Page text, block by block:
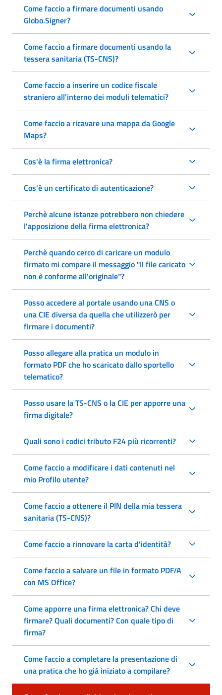
Come faccio a firmare documenti usando
Globo.Signer?
Come faccio a firmare documenti usando la
tessera sanitaria (TS-CNS)?
Come faccio a inserire un codice fiscale
straniero all'interno dei moduli telematici?
Come faccio a ricavare una mappa da Google
Maps?
Cos'è la firma elettronica?
Cos'è un certificato di autenticazione?
Perchè alcune istanze potrebbero non chiedere
l'apposizione della firma elettronica?
Perchè quando cerco di caricare un modulo
firmato mi compare il messaggio "Il file caricato
non è conforme all'originale"?
Posso accedere al portale usando una CNS o
una CIE diversa da quella che utilizzerò per
firmare i documenti?
Posso allegare alla pratica un modulo in
formato PDF che ho scaricato dallo sportello
telematico?
Posso usare la TS-CNS o la CIE per apporre una
firma digitale?
Quali sono i codici tributo F24 più ricorrenti?
Come faccio a modificare i dati contenuti nel
mio Profilo utente?
Come faccio a ottenere il PIN della mia tessera
sanitaria (TS-CNS)?
Come faccio a rinnovare la carta d'identità?
Come faccio a salvare un file in formato PDF/A
con MS Office?
Come apporre una firma elettronica? Chi deve
firmare? Quali documenti? Con quale tipo di
firma?
Come faccio a completare la presentazione di
una pratica che ho già iniziato a compilare?